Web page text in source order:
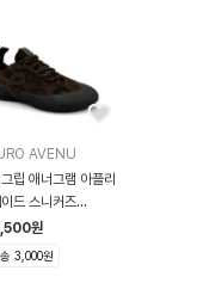
AVENU
립 애너그램 아플리
드 스니커즈
원
3,000원